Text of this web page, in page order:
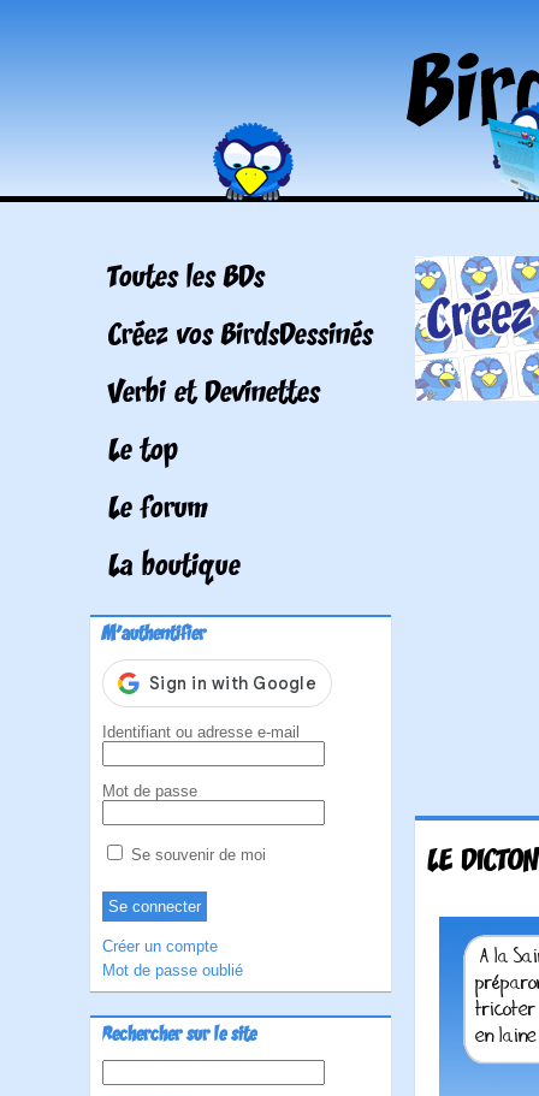
Toutes les BDs
Créez vos BirdsDessinés
Verbi et Devinettes
Le top
Le forum
La boutique
M'authentifier
Identifiant ou adresse e-mail
Mot de passe
Se souvenir de moi
Créer un compte
Mot de passe oublié
Rechercher sur le site
LE